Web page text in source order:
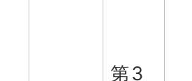
第3